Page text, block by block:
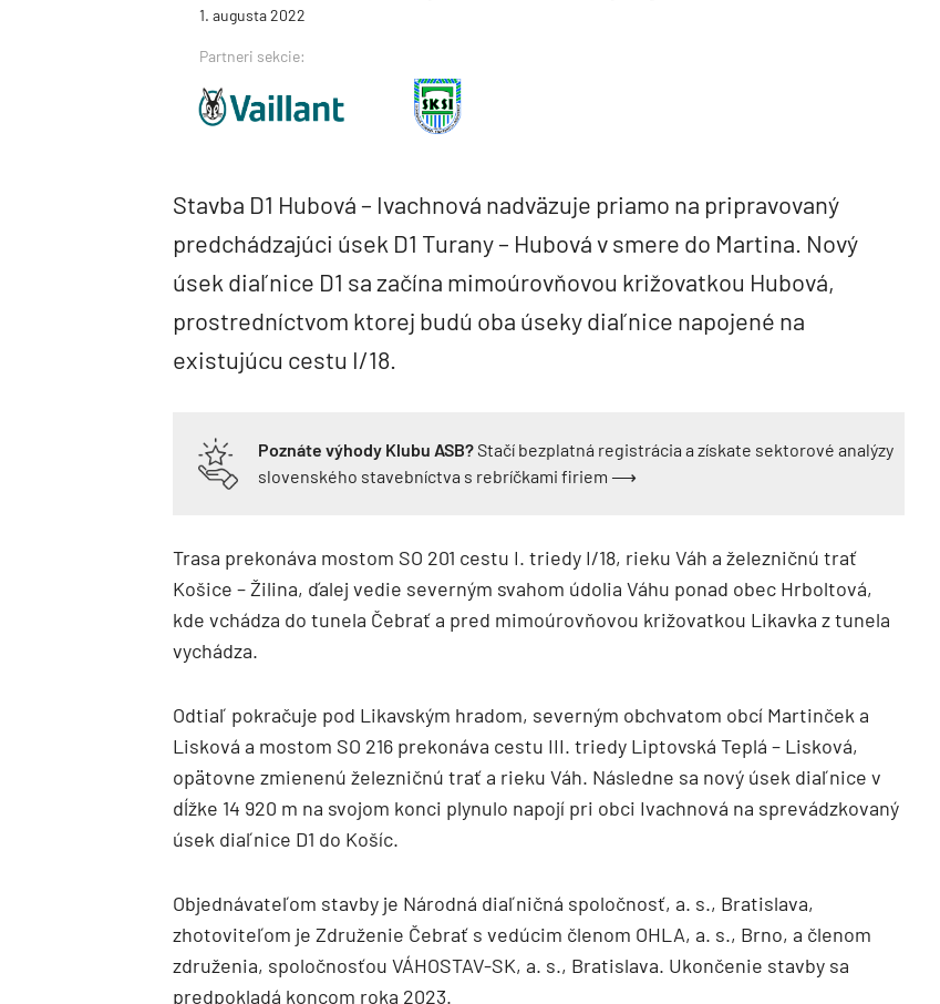
1. augusta 2022
Partneri sekcie:
Stavba D1 Hubová – Ivachnová nadväzuje priamo na pripravovaný
predchádzajúci úsek D1 Turany – Hubová v smere do Martina. Nový
úsek diaľnice D1 sa začína mimoúrovňovou križovatkou Hubová,
prostredníctvom ktorej budú oba úseky diaľnice napojené na
existujúcu cestu I/18.
Poznáte výhody Klubu ASB?Stačí bezplatná registrácia a získate sektorové analýzy
slovenského stavebníctva s rebríčkami firiem ⟶
Trasa prekonáva mostom SO 201 cestu I. triedy I/18, rieku Váh a železničnú trať
Košice – Žilina, ďalej vedie severným svahom údolia Váhu ponad obec Hrboltová,
kde vchádza do tunela Čebrať a pred mimoúrovňovou križovatkou Likavka z tunela
vychádza.
Odtiaľ pokračuje pod Likavským hradom, severným obchvatom obcí Martinček a
Lisková a mostom SO 216 prekonáva cestu III. triedy Liptovská Teplá – Lisková,
opätovne zmienenú železničnú trať a rieku Váh. Následne sa nový úsek diaľnice v
dĺžke 14 920 m na svojom konci plynulo napojí pri obci Ivachnová na sprevádzkovaný
úsek diaľnice D1 do Košíc.
Objednávateľom stavby je Národná diaľničná spoločnosť, a. s., Bratislava,
zhotoviteľom je Združenie Čebrať s vedúcim členom OHLA, a. s., Brno, a členom
združenia, spoločnosťou VÁHOSTAV-SK, a. s., Bratislava. Ukončenie stavby sa
predpokladá koncom roka 2023.
TZB HAUSTECHNIK 3/2026